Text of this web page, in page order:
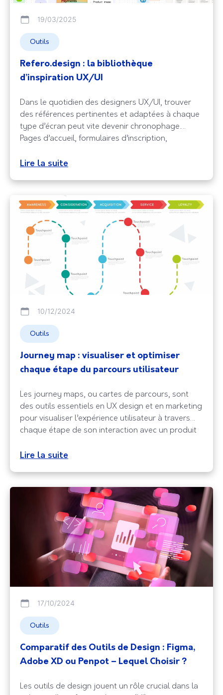
19/03/2025
Outils
Refero.design : la bibliothèque
d’inspiration UX/UI
Dans le quotidien des designers UX/UI, trouver
des références pertinentes et adaptées à chaque
type d’écran peut vite devenir chronophage.
Pages d’accueil, formulaires d’inscription,
chaque composant a ses spécificités et mérite une
simplifier cette recherche que Refero.design a vu
le jour. Cette plateforme
Lire la suite
10/12/2024
Outils
Journey map : visualiser et optimiser
chaque étape du parcours utilisateur
Les journey maps, ou cartes de parcours, sont
des outils essentiels en UX design et en marketing
pour visualiser l’expérience utilisateur à travers
chaque étape de son interaction avec un produit
réelles et des recherches approfondies, elles
et frustrations des
Lire la suite
17/10/2024
Outils
Comparatif des Outils de Design : Figma,
Adobe XD ou Penpot – Lequel Choisir ?
Les outils de design jouent un rôle crucial dans la